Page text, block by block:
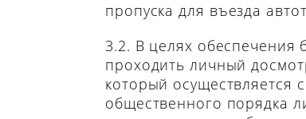
пропуска для въезда
3.2. В целях обеспечения
проходить личный
который осуществляется
общественного порядка